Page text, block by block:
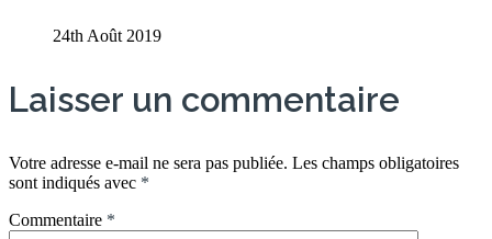
24th Août 2019
Laisser un commentaire
Votre adresse e-mail ne sera pas publiée. Les champs obligatoires
sont indiqués avec *
Commentaire *